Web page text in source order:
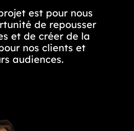
est pour nous
de repousser
et de créer de la
nos clients et
audiences.